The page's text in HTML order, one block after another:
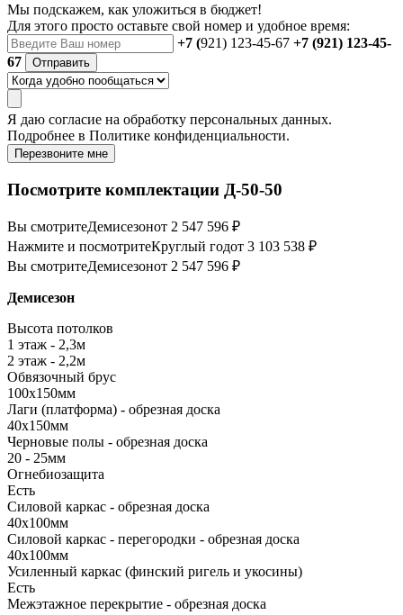
Мы подскажем, как уложиться в бюджет!
Для этого просто оставьте свой номер и удобное время:
+7 (921) 123-45-67 +7 (921) 123-45-
67
Отправить
Я даю согласие на обработку персональных данных.
Подробнее в Политике конфиденциальности.
Перезвоните мне
Посмотрите комплектации Д-50-50
Вы смотритеДемисезонот 2 547 596 ₽
Нажмите и посмотритеКруглый годот 3 103 538 ₽
Вы смотритеДемисезонот 2 547 596 ₽
Демисезон
Высота потолков
1 этаж - 2,3м
2 этаж - 2,2м
Обвязочный брус
100х150мм
Лаги (платформа) - обрезная доска
40х150мм
Черновые полы - обрезная доска
20 - 25мм
Огнебиозащита
Есть
Силовой каркас - обрезная доска
40х100мм
Силовой каркас - перегородки - обрезная доска
40х100мм
Усиленный каркас (финский ригель и укосины)
Есть
Межэтажное перекрытие - обрезная доска